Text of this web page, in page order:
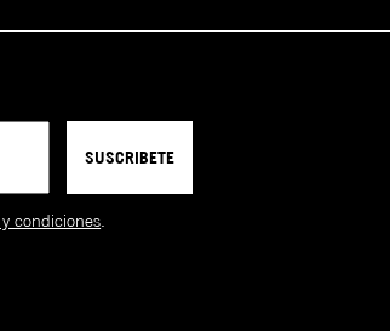
SUSCRIBETE
condiciones